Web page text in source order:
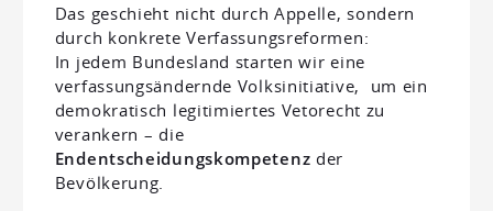
Das geschieht nicht durch Appelle, sondern
durch konkrete Verfassungsreformen:
In jedem Bundesland starten wir eine
verfassungsändernde Volksinitiative, um ein
demokratisch legitimiertes Vetorecht zu
verankern – die
Endentscheidungskompetenz der
Bevölkerung.